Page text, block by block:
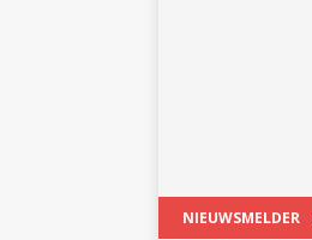
NIEUWSMELDER